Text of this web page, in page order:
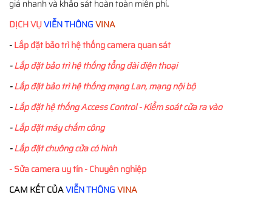
giá nhanh và khảo sát hoàn toàn miễn phí.
DỊCH VỤVIỄN THÔNGVINA
-Lắp đặt bảo trì hệ thống camera quan sát
-Lắp đặt bảo trì hệ thống tổng đài điện thoại
-Lắp đặt bảo trì hệ thống mạng Lan, mạng nội bộ
-Lắp đặt hệ thống Access Control - Kiểm soát cửa ra vào
-Lắp đặt máy chấm công
-Lắp đặt chuông cửa có hình
- Sửa camera uy tín - Chuyên nghiệp
CAM KẾT CỦAVIỄN THÔNGVINA